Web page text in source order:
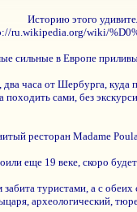
Историю этого
ru.wikipedia.org/wiki/
сильные в Европе
два часа от Шербурга,
походить сами, без
ресторан Madame
еще 19 веке, скоро
забита туристами, а с
археологический,